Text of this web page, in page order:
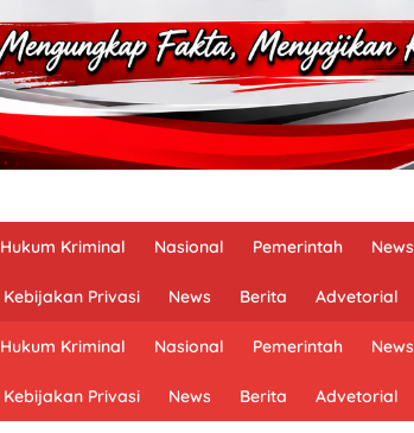
Hukum Kriminal Nasional Pemerintah News
Kebijakan Privasi News Berita Advetorial
Hukum Kriminal Nasional Pemerintah News
Kebijakan Privasi News Berita Advetorial